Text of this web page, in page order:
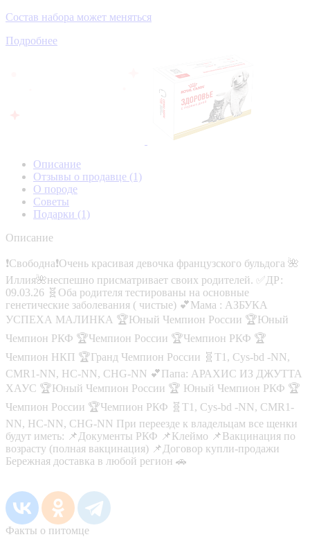
Состав набора может меняться
Подробнее
Описание
Отзывы о продавце (1)
О породе
Советы
Подарки (1)
Описание
❗Свободна❗Очень красивая девочка французского бульдога 🌺
Иллия🌺неспешно присматривает своих родителей. ✅ДР:
09.03.26 🧬Оба родителя тестированы на основные
генетические заболевания ( чистые) 💕Мама : АЗБУКА
УСПЕХА МАЛИНКА 🏆Юный Чемпион России 🏆Юный
Чемпион РКФ 🏆Чемпион России 🏆Чемпион РКФ 🏆
Чемпион НКП 🏆Гранд Чемпион России 🧬Т1, Сys-bd -NN,
CMR1-NN, HC-NN, CHG-NN 💕Папа: АРАХИС ИЗ ДЖУТТА
ХАУС 🏆Юный Чемпион России 🏆 Юный Чемпион РКФ 🏆
Чемпион России 🏆Чемпион РКФ 🧬Т1, Сys-bd -NN, CMR1-
NN, HC-NN, CHG-NN При переезде к владельцам все щенки
будут иметь: 📌Документы РКФ 📌Клеймо 📌Вакцинация по
возрасту (полная вакцинация) 📌Договор купли-продажи
Бережная доставка в любой регион 🚗
Факты о питомце